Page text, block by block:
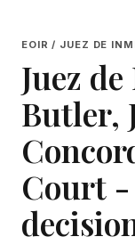
EOIR / JUEZ DE
Juez
Butler,
Court -